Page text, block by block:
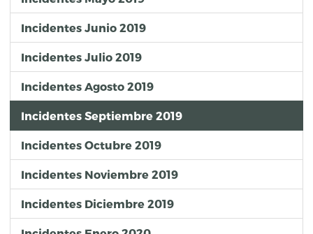
Incidentes Junio 2019
Incidentes Julio 2019
Incidentes Agosto 2019
Incidentes Septiembre 2019
Incidentes Octubre 2019
Incidentes Noviembre 2019
Incidentes Diciembre 2019